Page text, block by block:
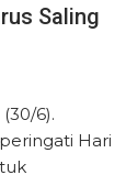
Saling
6).
Hari